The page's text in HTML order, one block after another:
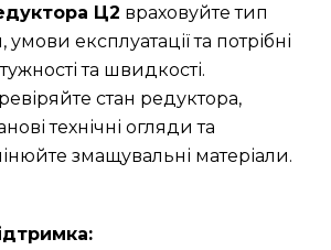
Ц2 враховуйте тип
експлуатації та потрібні
та швидкості.
стан редуктора,
технічні огляди та
змащувальні матеріали.